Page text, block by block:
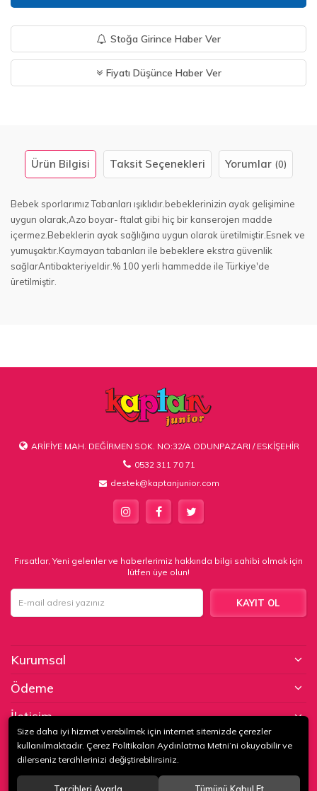
Stoğa Girince Haber Ver
Fiyatı Düşünce Haber Ver
Ürün Bilgisi Taksit Seçenekleri Yorumlar (0)
Bebek sporlarımız Tabanları ışıklıdır.bebeklerinizin ayak gelişimine
uygun olarak,Azo boyar- ftalat gibi hiç bir kanserojen madde
içermez.Bebeklerin ayak sağlığına uygun olarak üretilmiştir.Esnek ve
yumuşaktır.Kaymayan tabanları ile bebeklere ekstra güvenlik
sağlarAntibakteriyeldir.% 100 yerli hammedde ile Türkiye'de
üretilmiştir.
ARİFİYE MAH. DEĞİRMEN SOK. NO:32/A ODUNPAZARI / ESKİŞEHİR
0532 311 70 71
destek@kaptanjunior.com
Fırsatlar, Yeni gelenler ve haberlerimiz hakkında bilgi sahibi olmak için
lütfen üye olun!
KAYIT OL
Kurumsal
Ödeme
İletişim
© 2020KAPTAN KUNDURA DERİ MAMÜLLERİ KONF. TİC. VE SAN. LTD.
ŞTİ. Tüm hakları saklıdır.
Size daha iyi hizmet verebilmek için internet sitemizde çerezler
kullanılmaktadır. Çerez Politikaları Aydınlatma Metni’ni okuyabilir ve
dilerseniz tercihlerinizi değiştirebilirsiniz.